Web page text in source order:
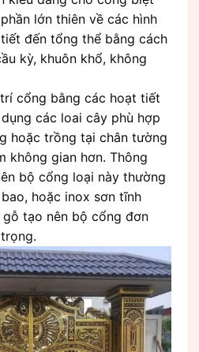
lớn thiên về các hình
đến tổng thể bằng cách
kỳ, khuôn khổ, không
cổng bằng các hoạt tiết
các loai cây phù hợp
hoặc trồng tại chân tường
không gian hơn. Thông
bộ cổng loại này thường
hoặc inox sơn tĩnh
tạo nên bộ cổng đơn